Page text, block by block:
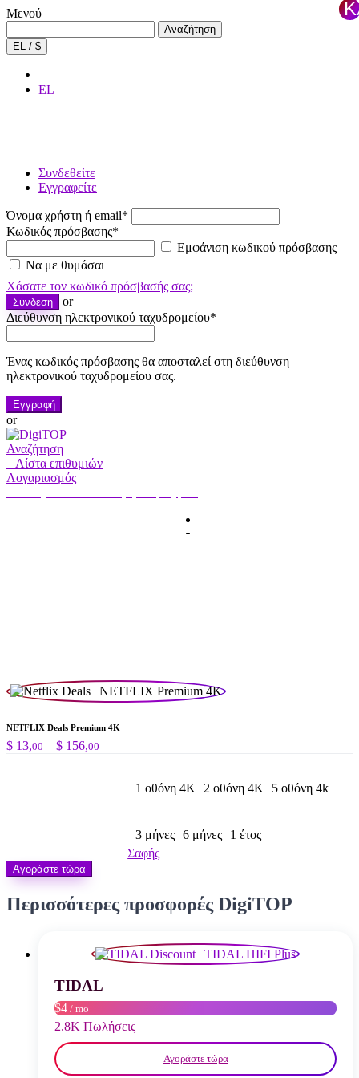
Μενού
για:
Αναζήτηση
EL / $
EL
Συνδεθείτε
Εγγραφείτε
Όνομα χρήστη ή email*
Κωδικός πρόσβασης*
Εμφάνιση κωδικού πρόσβασης
Να με θυμάσαι
Χάσατε τον κωδικό πρόσβασής σας;
Σύνδεση
or
Διεύθυνση ηλεκτρονικού ταχυδρομείου*
Ένας κωδικός πρόσβασης θα αποσταλεί στη διεύθυνση
ηλεκτρονικού ταχυδρομείου σας.
Εγγραφή
or
Αναζήτηση
Λίστα επιθυμιών
Λογαριασμός
NETFLIX Deals Premium 4K
$ 13,00 $ 156,00
through1 οθόνη 4K 2 οθόνη 4K 5 οθόνη 4k
3 μήνες 6 μήνες
1 έτος
Σαφής
Αγοράστε τώρα
Περισσότερες προσφορές DigiTOP
TIDAL
$4 / mo
2.8K Πωλήσεις
Αγοράστε τώρα